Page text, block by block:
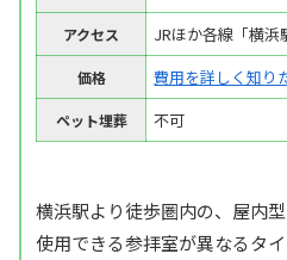
アクセス JRほか各線「横浜
価格 費用を詳しく知り
ペット埋葬 不可
横浜駅より徒歩圏内の、屋内
使用できる参拝室が異なるタ